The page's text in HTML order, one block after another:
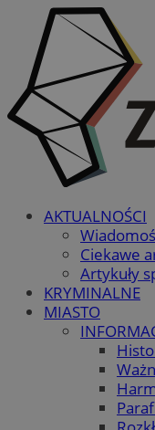
AKTUALNOŚCI
Ciekawe
Artykuły
KRYMINALNE
MIASTO